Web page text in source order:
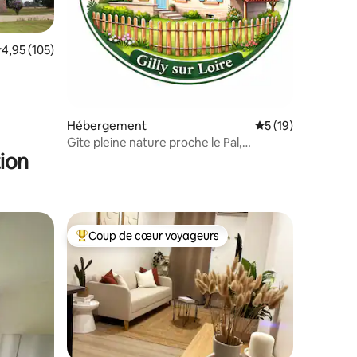
: 4,91 sur 5
moyenne sur la base de 105 commentaires : 4,95 sur 5
4,95 (105)
Hébergement Évaluation
5 (19)
Gîte pleine nature proche le Pal,
Coups de cœur voyageurs les plus appréciés
Coup de cœur voyageurs